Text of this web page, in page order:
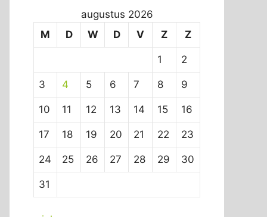
augustus 2026
M
D W D V Z Z
1 2
3 4 5 6 7 8 9
10 11 12 13 14 15 16
17 18 19 20 21 22 23
24 25 26 27 28 29 30
31